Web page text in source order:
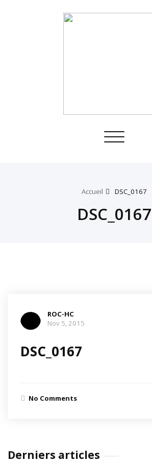
Toggle
Accueil DSC_0167
DSC_0167
ROC-HC
Nov 5, 2015
DSC_0167
No Comments
Derniers articles